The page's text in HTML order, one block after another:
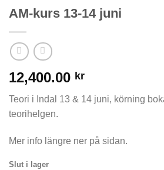
AM-kurs 13-14 juni
12,400.00 kr
Teori i Indal 13 & 14 juni, körning
teorihelgen.
Mer info längre ner på sidan.
Slut i lager